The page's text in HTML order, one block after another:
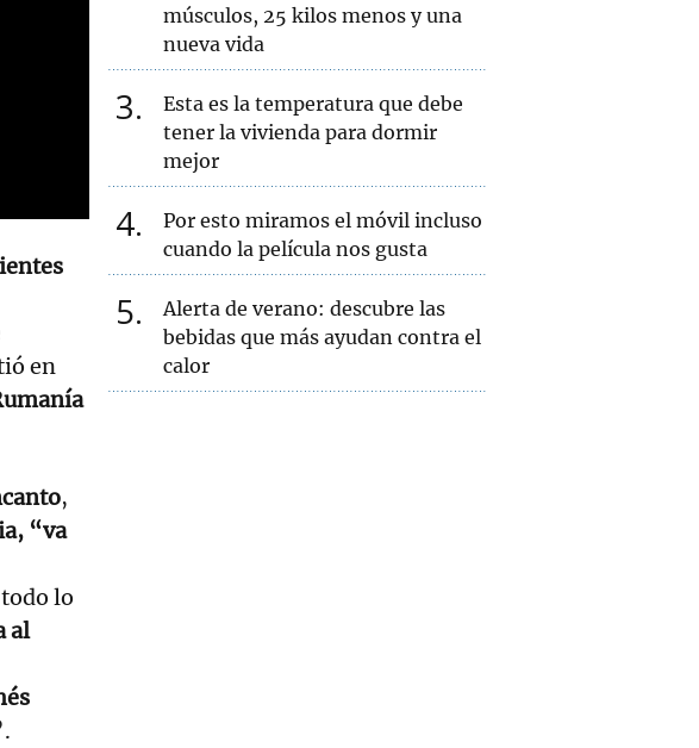
en
,
“va
lo
al
músculos, 25 kilos menos y una
nueva vida
3
Esta es la temperatura que debe
tener la vivienda para dormir
mejor
4
Por esto miramos el móvil incluso
cuando la película nos gusta
5
Alerta de verano: descubre las
bebidas que más ayudan contra el
calor